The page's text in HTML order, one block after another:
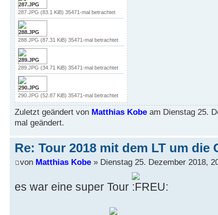
287.JPG (83.1 KiB) 35471-mal betrachtet
288.JPG (87.31 KiB) 35471-mal betrachtet
289.JPG (34.71 KiB) 35471-mal betrachtet
290.JPG (52.87 KiB) 35471-mal betrachtet
Zuletzt geändert von Matthias Kobe am Dienstag 25.
mal geändert.
Re: Tour 2018 mit dem LT um die
von Matthias Kobe » Dienstag 25. Dezember 2018,
es war eine super Tour